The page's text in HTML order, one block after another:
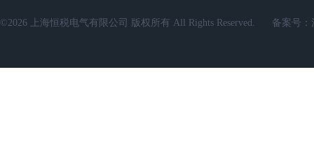
©2026 上海恒税电气有限公司 版权所有 All Rights Reserved. 备案号：